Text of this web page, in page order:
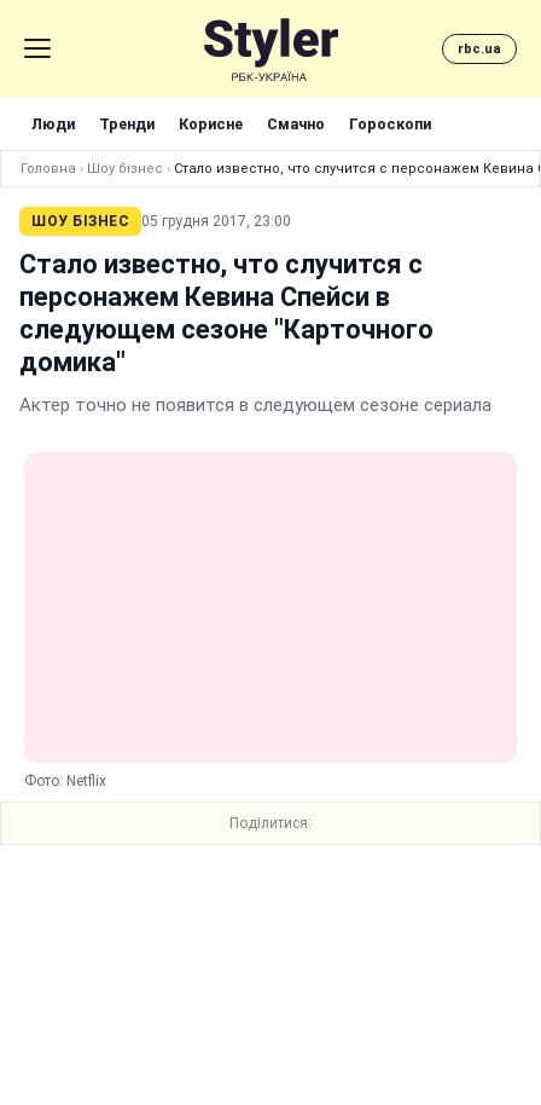
rbc.ua
Люди Тренди Корисне Смачно Гороскопи
Головна › Шоу бізнес › Стало известно, что случится с персонажем
ШОУ БІЗНЕС 05 грудня 2017, 23:00
Стало известно, что случится с
персонажем Кевина Спейси в
следующем сезоне "Карточного
домика"
Актер точно не появится в следующем сезоне сериала
Фото: Netflix
Поділитися: